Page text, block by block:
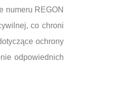
numeru REGON
co chroni
ochrony
odpowiednich